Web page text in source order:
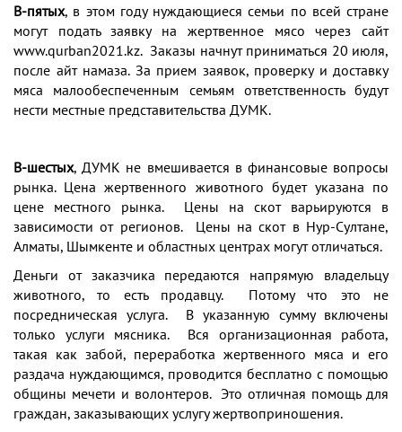
В-пятых, в этом году нуждающиеся семьи по всей стране
могут подать заявку на жертвенное мясо через сайт
www.qurban2021.kz. Заказы начнут приниматься 20 июля,
после айт намаза. За прием заявок, проверку и доставку
мяса малообеспеченным семьям ответственность будут
нести местные представительства ДУМК.
В-шестых, ДУМК не вмешивается в финансовые вопросы
рынка. Цена жертвенного животного будет указана по
цене местного рынка. Цены на скот варьируются в
зависимости от регионов. Цены на скот в Нур-Султане,
Алматы, Шымкенте и областных центрах могут отличаться.
Деньги от заказчика передаются напрямую владельцу
животного, то есть продавцу. Потому что это не
посредническая услуга. В указанную сумму включены
только услуги мясника. Вся организационная работа,
такая как забой, переработка жертвенного мяса и его
раздача нуждающимся, проводится бесплатно с помощью
общины мечети и волонтеров. Это отличная помощь для
граждан, заказывающих услугу жертвоприношения.